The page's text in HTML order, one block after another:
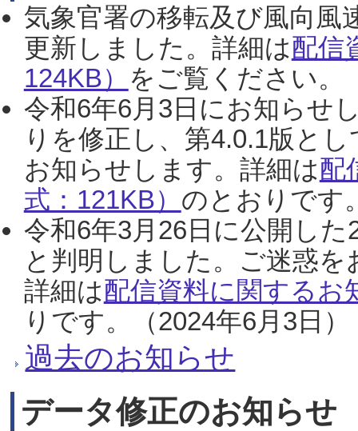
気象官署の移転及び風向風
更新しました。詳細は配信
124KB） をご覧ください。
令和6年6月3日にお知らせ
りを修正し、第4.0.1版と
お知らせします。詳細は配
式：121KB） のとおりです
令和6年3月26日に公開し
と判明しました。ご迷惑
詳細は配信資料に関するお
りです。（2024年6月3日）
過去のお知らせ
データ修正のお知らせ